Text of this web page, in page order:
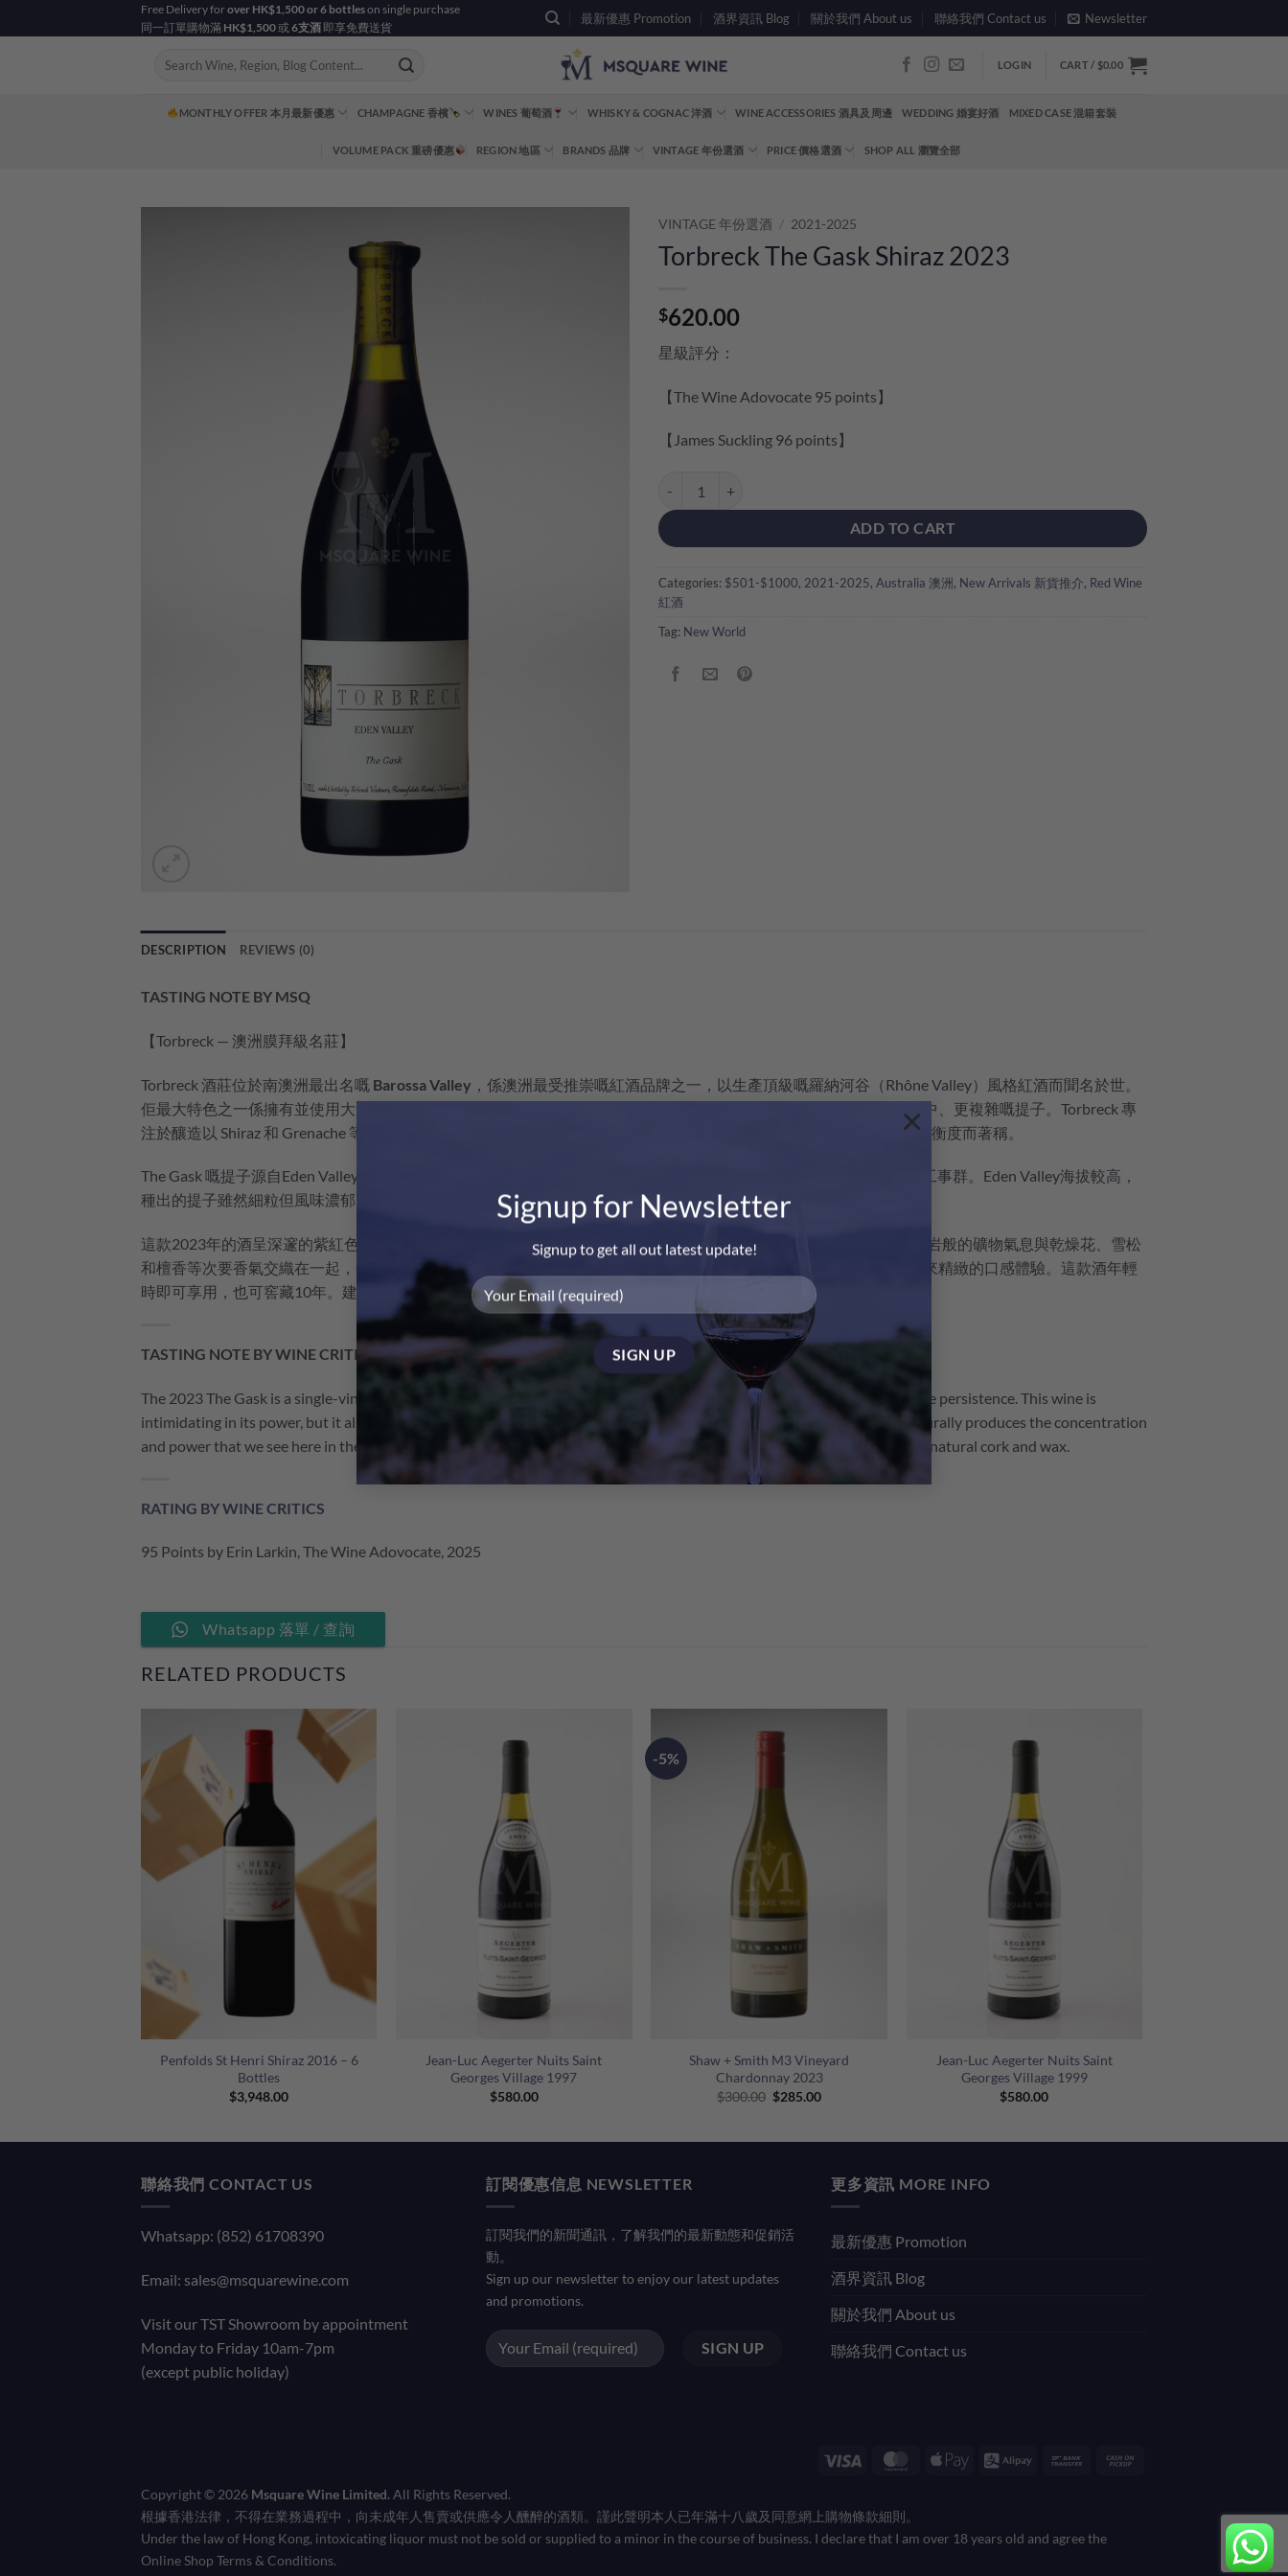
Signup for Newsletter
Signup to get all out latest update!
×
to
Free Delivery forover HK$1,500 or 6 bottleson single purchase
同一訂單購物滿 HK$1,500或6支酒 即享免費送貨
最新優惠 Promotion 酒界資訊 Blog 關於我們 About us 聯絡我們 Contact us Newsletter
Search
LOGIN CART / $0.00
MONTHLY OFFER 本月最新優惠 CHAMPAGNE 香檳 WINES 葡萄酒 WHISKY & COGNAC 洋酒 WINE ACCESSORIES 酒具及周邊 WEDDING 婚宴好酒 MIXED CASE 混箱套裝
VOLUME PACK 重磅優惠 REGION 地區 BRANDS 品牌 VINTAGE 年份選酒 PRICE 價格選酒 SHOP ALL 瀏覽全部
VINTAGE 年份選酒 / 2021-2025
Torbreck The Gask Shiraz 2023
$620.00
星級評分：
【The Wine Adovocate 95 points】
【James Suckling 96 points】
ADD TO CART
Categories: $501-$1000, 2021-2025, Australia 澳洲, New Arrivals 新貨推介, Red Wine
紅酒
Tag: New World
DESCRIPTION REVIEWS (0)
TASTING NOTE BY MSQ
【Torbreck — 澳洲膜拜級名莊】
Torbreck 酒莊位於南澳洲最出名嘅 Barossa Valley​ ​，係澳洲最受推崇嘅紅酒品牌之一，以生產頂級嘅羅納河谷（Rhône Valley）風格紅酒而聞名於世。
佢最大特色之一係擁有並使用大量珍貴嘅
葡萄園（有些樹齡超過百年）。老藤根系深，產量低，能結出風味更集中、更複雜嘅提子。Torbreck 專
注於釀造以 Shiraz 和 Grenache 等 Rhone Valley 品種為主嘅紅酒。佢出產嘅紅酒以澎湃嘅果味、豐滿嘅酒體同出色嘅平衡度而著稱。
The Gask 嘅提子源自Eden Valley，呢款酒嘅名字來自Gask 山脊——一片靠近Torbreck森林附近高地邊界線的羅馬防禦工事群。Eden Valley海拔較高，
種出的提子雖然細粒但風味濃郁，釀出來嘅酒風味強烈嘅同時又兼具平衡同優雅。
這款2023年的酒呈深邃的紫紅色，撲鼻而來的是藍莓、桑葚和波森莓等藍莓和紫羅蘭的香氣。隨後，一絲石墨和花崗岩般的礦物氣息與乾燥花、雪松
和檀香等次要香氣交織在一起，令人著迷。口感柔順，清爽的藍莓風味與圓潤柔和的單寧和悠長的酸度完美融合，帶來精緻的口感體驗。這款酒年輕
時即可享用，也可窖藏10年。建議搭配烤肉，例如肋眼牛排或烤義大利香腸佐甜椒醬。適飲期從2025年開始。
TASTING NOTE BY WINE CRITICS
The 2023 The Gask is a single-vineyard wine from Eden Valley, and it is a powerhouse of concentration, density and purple persistence. This wine is
intimidating in its power, but it also inspires something like awe in the fact that the wine was grown like this; the fruit naturally produces the concentration
and power that we see here in the glass, and it speaks of the Eden so clearly in its expression. 15.5% alcohol, sealed under natural cork and wax.
RATING BY WINE CRITICS
95 Points by Erin Larkin, The Wine Adovocate, 2025
Whatsapp 落單 / 查詢
RELATED PRODUCTS
Penfolds St Henri Shiraz 2016 – 6
Bottles
$3,948.00
Jean-Luc Aegerter Nuits Saint
Georges Village 1997
$580.00
-5%
Shaw + Smith M3 Vineyard
Chardonnay 2023
$300.00 Original
$285.00Current
Jean-Luc Aegerter Nuits Saint
Georges Village 1999
$580.00
聯絡我們 CONTACT US
Whatsapp: (852) 61708390
Email: sales@msquarewine.com
Visit our TST Showroom by appointment
Monday to Friday 10am-7pm
(except public holiday)
訂閱優惠信息 NEWSLETTER
訂閱我們的新聞通訊，了解我們的最新動態和促銷活
動。
Sign up our newsletter to enjoy our latest updates
and promotions.
更多資訊 MORE INFO
最新優惠 Promotion
酒界資訊 Blog
關於我們 About us
聯絡我們 Contact us
Visa MasterCardApple
Alipay
Bank
Copyright © 2026 Msquare Wine Limited.All Rights Reserved.
根據香港法律，不得在業務過程中，向未成年人售賣或供應令人醺醉的酒類。謹此聲明本人已年滿十八歲及同意網上購物條款細則。
Under the law of Hong Kong, intoxicating liquor must not be sold or supplied to a minor in the course of business. I declare that I am over 18 years old and agree the
Online Shop Terms & Conditions.